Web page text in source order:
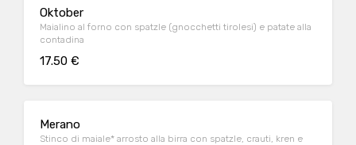
Oktober
Maialino al forno con spatzle (gnocchetti tirolesi) e patate alla
contadina
17.50 €
Merano
Stinco di maiale* arrosto alla birra con spatzle, crauti, kren e